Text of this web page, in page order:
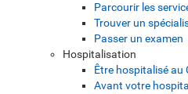
Parcourir les
Trouver un
Passer un examen
Hospitalisation
Être hospitalisé au
Avant votre